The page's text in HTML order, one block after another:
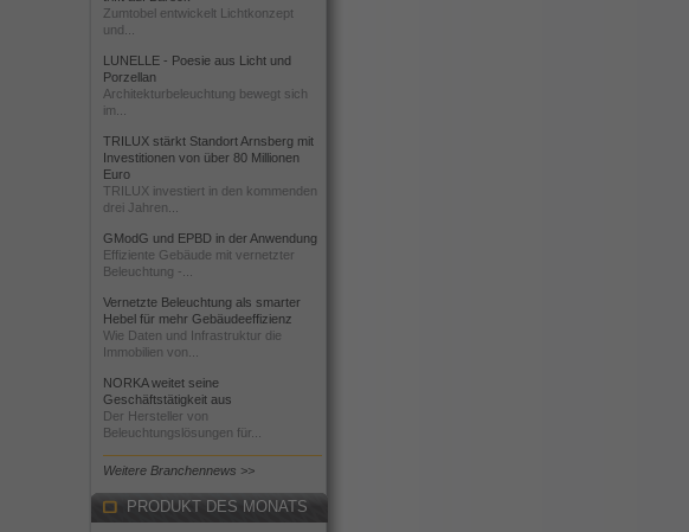
Zumtobel entwickelt Lichtkonzept
und...
LUNELLE - Poesie aus Licht und
Porzellan
Architekturbeleuchtung bewegt sich
im...
TRILUX stärkt Standort Arnsberg mit
Investitionen von über 80 Millionen
Euro
TRILUX investiert in den kommenden
drei Jahren...
GModG und EPBD in der Anwendung
Effiziente Gebäude mit vernetzter
Beleuchtung -...
Vernetzte Beleuchtung als smarter
Hebel für mehr Gebäudeeffizienz
Wie Daten und Infrastruktur die
Immobilien von...
NORKA weitet seine
Geschäftstätigkeit aus
Der Hersteller von
Beleuchtungslösungen für...
Weitere Branchennews >>
PRODUKT DES MONATS